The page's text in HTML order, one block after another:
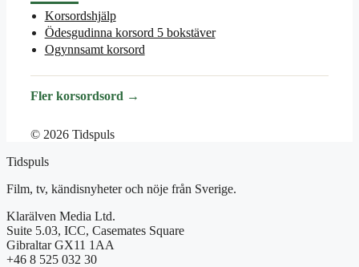
Korsordshjälp
Ödesgudinna korsord 5 bokstäver
Ogynnsamt korsord
Fler korsordsord →
© 2026 Tidspuls
Tidspuls
Film, tv, kändisnyheter och nöje från Sverige.
Klarälven Media Ltd.
Suite 5.03, ICC, Casemates Square
Gibraltar GX11 1AA
+46 8 525 032 30